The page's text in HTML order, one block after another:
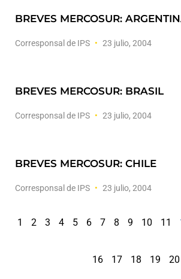
BREVES MERCOSUR:
Corresponsal de IPS 23 julio, 2004
BREVES MERCOSUR: BRASIL
Corresponsal de IPS 23 julio, 2004
BREVES MERCOSUR: CHILE
Corresponsal de IPS 23 julio, 2004
1 2 3 4 5 6 7 8 9 10 11
16 17 18 19 20